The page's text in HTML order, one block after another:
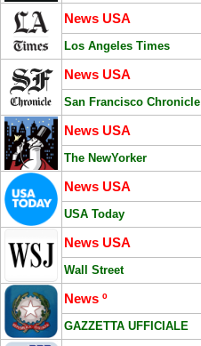
News USA
Los Angeles Times
News USA
San Francisco Chronicle
News USA
The NewYorker
News USA
USA Today
News USA
Wall Street
News º
GAZZETTA UFFICIALE